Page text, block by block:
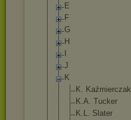
E
F
G
H
J
K
K. Kaźmierczak
K.A. Tucker
K.L. Slater